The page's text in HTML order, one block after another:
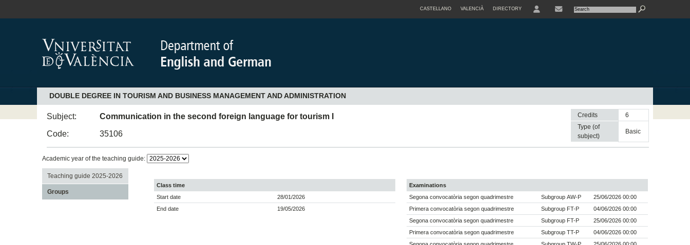
CASTELLANO VALENCIÀ DIRECTORY
DOUBLE DEGREE IN TOURISM AND BUSINESS MANAGEMENT AND ADMINISTRATION
Subject:
Communication in the second foreign language for tourism I
Code:
35106
Credits
6
Type (of
subject)
basic
Academic year of the teaching guide:
Teaching guide 2025-2026
Groups
Class time
Start date
28/01/2026
End date
19/05/2026
Examinations
Segona convocatòria segon quadrimestre
Subgroup AW-P
25/06/2026 00:00
Primera convocatòria segon quadrimestre
Subgroup FT-P
04/06/2026 00:00
Segona convocatòria segon quadrimestre
Subgroup FT-P
25/06/2026 00:00
Primera convocatòria segon quadrimestre
Subgroup TT-P
04/06/2026 00:00